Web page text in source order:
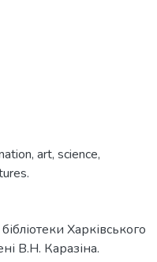
art, science,
Харківського
В.Н. Каразіна.